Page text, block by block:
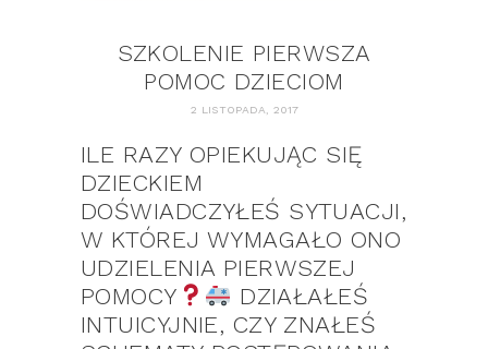
SZKOLENIE PIERWSZA
POMOC DZIECIOM
2 LISTOPADA, 2017
ILE RAZY OPIEKUJĄC SIĘ
DZIECKIEM
DOŚWIADCZYŁEŚ SYTUACJI,
W KTÓREJ WYMAGAŁO ONO
UDZIELENIA PIERWSZEJ
POMOCY
DZIAŁAŁEŚ
INTUICYJNIE, CZY ZNAŁEŚ